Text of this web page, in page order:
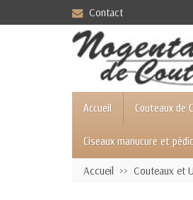
Contact
Accueil Couteaux de
Ciseaux manucure et
Accueil Couteaux et